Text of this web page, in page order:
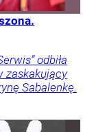
odbiła
zaskakujący
Sabalenkę.